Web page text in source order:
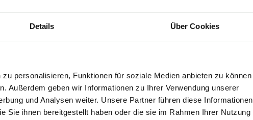
Details Über Cookies
personalisieren, Funktionen für soziale Medien anbieten zu können
Außerdem geben wir Informationen zu Ihrer Verwendung unserer
und Analysen weiter. Unsere Partner führen diese Informationen
Sie ihnen bereitgestellt haben oder die sie im Rahmen Ihrer Nutzung